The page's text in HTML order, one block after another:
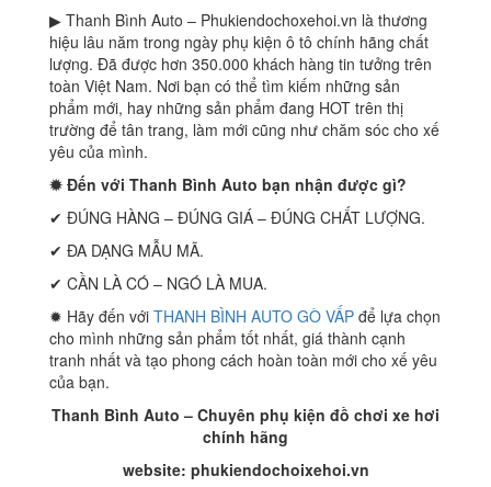
▶ Thanh Bình Auto – Phukiendochoxehoi.vn là thương
hiệu lâu năm trong ngày phụ kiện ô tô chính hãng chất
lượng. Đã được hơn 350.000 khách hàng tin tưởng trên
toàn Việt Nam. Nơi bạn có thể tìm kiếm những sản
phẩm mới, hay những sản phẩm đang HOT trên thị
trường để tân trang, làm mới cũng như chăm sóc cho xế
yêu của mình.
✹ Đến với Thanh Bình Auto bạn nhận được gì?
✔ ĐÚNG HÀNG – ĐÚNG GIÁ – ĐÚNG CHẤT LƯỢNG.
✔ ĐA DẠNG MẪU MÃ.
✔ CẦN LÀ CÓ – NGÓ LÀ MUA.
✹ Hãy đến với THANH BÌNH AUTO GÒ VẤP để lựa chọn
cho mình những sản phẩm tốt nhất, giá thành cạnh
tranh nhất và tạo phong cách hoàn toàn mới cho xế yêu
của bạn.
Thanh Bình Auto – Chuyên phụ kiện đồ chơi xe hơi
chính hãng
website: phukiendochoixehoi.vn